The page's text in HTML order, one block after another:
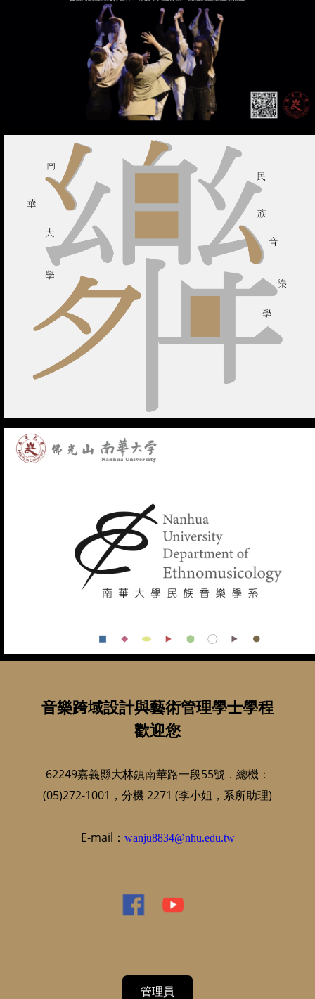
音樂跨域設計與藝術管理學士學程
歡迎您
62249嘉義縣大林鎮南華路一段55號．總機：
(05)272-1001，分機 2271 (李小姐，系所助理)
E-mail： wanju8834@nhu.edu.tw
管理員